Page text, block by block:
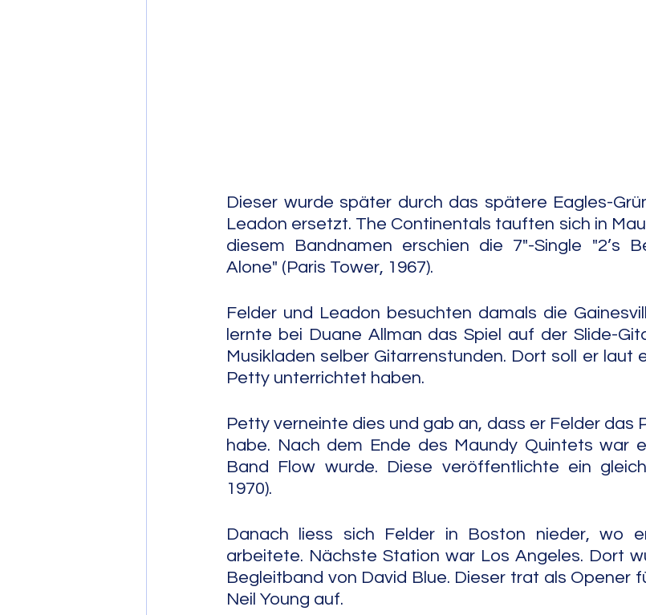
Dieser wurde später durch das spätere Eagles-
Leadon ersetzt. The Continentals tauften sich in
diesem Bandnamen erschien die 7"-Single "2’s
Alone" (Paris Tower, 1967).
Felder und Leadon besuchten damals die
lernte bei Duane Allman das Spiel auf der Slide-
Musikladen selber Gitarrenstunden. Dort soll er laut
Petty unterrichtet haben.
Petty verneinte dies und gab an, dass er Felder das
habe. Nach dem Ende des Maundy Quintets war
Band Flow wurde. Diese veröffentlichte ein
1970).
Danach liess sich Felder in Boston nieder, wo
arbeitete. Nächste Station war Los Angeles. Dort
Begleitband von David Blue. Dieser trat als Opener
Neil Young auf.